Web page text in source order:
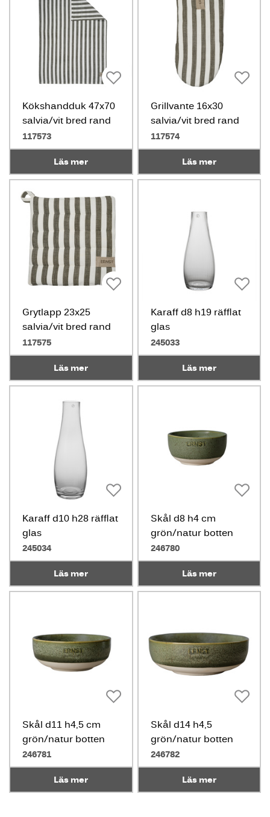
Kökshandduk 47x70
salvia/vit bred rand
117573
Läs mer
Grillvante 16x30
salvia/vit bred rand
117574
Läs mer
Grytlapp 23x25
salvia/vit bred rand
117575
Läs mer
Karaff d8 h19 räfflat
glas
245033
Läs mer
Karaff d10 h28 räfflat
glas
245034
Läs mer
Skål d8 h4 cm
grön/natur botten
246780
Läs mer
Skål d11 h4,5 cm
grön/natur botten
246781
Läs mer
Skål d14 h4,5
grön/natur botten
246782
Läs mer